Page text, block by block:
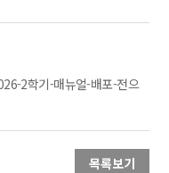
2학기-매뉴얼-배포-전으
목록보기